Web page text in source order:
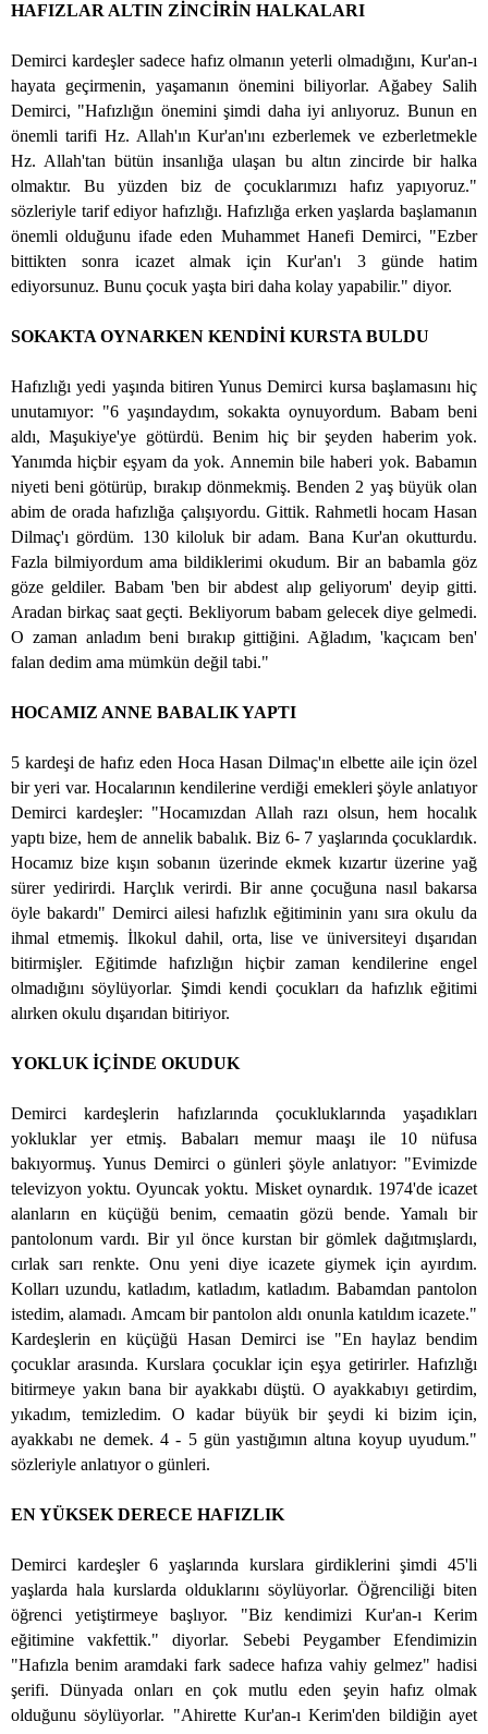
HAFIZLAR ALTIN ZİNCİRİN HALKALARI
Demirci kardeşler sadece hafız olmanın yeterli olmadığını, Kur'an-ı
hayata geçirmenin, yaşamanın önemini biliyorlar. Ağabey Salih
Demirci, "Hafızlığın önemini şimdi daha iyi anlıyoruz. Bunun en
önemli tarifi Hz. Allah'ın Kur'an'ını ezberlemek ve ezberletmekle
Hz. Allah'tan bütün insanlığa ulaşan bu altın zincirde bir halka
olmaktır. Bu yüzden biz de çocuklarımızı hafız yapıyoruz."
sözleriyle tarif ediyor hafızlığı. Hafızlığa erken yaşlarda başlamanın
önemli olduğunu ifade eden Muhammet Hanefi Demirci, "Ezber
bittikten sonra icazet almak için Kur'an'ı 3 günde hatim
ediyorsunuz. Bunu çocuk yaşta biri daha kolay yapabilir." diyor.
SOKAKTA OYNARKEN KENDİNİ KURSTA BULDU
Hafızlığı yedi yaşında bitiren Yunus Demirci kursa başlamasını hiç
unutamıyor: "6 yaşındaydım, sokakta oynuyordum. Babam beni
aldı, Maşukiye'ye götürdü. Benim hiç bir şeyden haberim yok.
Yanımda hiçbir eşyam da yok. Annemin bile haberi yok. Babamın
niyeti beni götürüp, bırakıp dönmekmiş. Benden 2 yaş büyük olan
abim de orada hafızlığa çalışıyordu. Gittik. Rahmetli hocam Hasan
Dilmaç'ı gördüm. 130 kiloluk bir adam. Bana Kur'an okutturdu.
Fazla bilmiyordum ama bildiklerimi okudum. Bir an babamla göz
göze geldiler. Babam 'ben bir abdest alıp geliyorum' deyip gitti.
Aradan birkaç saat geçti. Bekliyorum babam gelecek diye gelmedi.
O zaman anladım beni bırakıp gittiğini. Ağladım, 'kaçıcam ben'
falan dedim ama mümkün değil tabi."
HOCAMIZ ANNE BABALIK YAPTI
5 kardeşi de hafız eden Hoca Hasan Dilmaç'ın elbette aile için özel
bir yeri var. Hocalarının kendilerine verdiği emekleri şöyle anlatıyor
Demirci kardeşler: "Hocamızdan Allah razı olsun, hem hocalık
yaptı bize, hem de annelik babalık. Biz 6- 7 yaşlarında çocuklardık.
Hocamız bize kışın sobanın üzerinde ekmek kızartır üzerine yağ
sürer yedirirdi. Harçlık verirdi. Bir anne çocuğuna nasıl bakarsa
öyle bakardı" Demirci ailesi hafızlık eğitiminin yanı sıra okulu da
ihmal etmemiş. İlkokul dahil, orta, lise ve üniversiteyi dışarıdan
bitirmişler. Eğitimde hafızlığın hiçbir zaman kendilerine engel
olmadığını söylüyorlar. Şimdi kendi çocukları da hafızlık eğitimi
alırken okulu dışarıdan bitiriyor.
YOKLUK İÇİNDE OKUDUK
Demirci kardeşlerin hafızlarında çocukluklarında yaşadıkları
yokluklar yer etmiş. Babaları memur maaşı ile 10 nüfusa
bakıyormuş. Yunus Demirci o günleri şöyle anlatıyor: "Evimizde
televizyon yoktu. Oyuncak yoktu. Misket oynardık. 1974'de icazet
alanların en küçüğü benim, cemaatin gözü bende. Yamalı bir
pantolonum vardı. Bir yıl önce kurstan bir gömlek dağıtmışlardı,
cırlak sarı renkte. Onu yeni diye icazete giymek için ayırdım.
Kolları uzundu, katladım, katladım, katladım. Babamdan pantolon
istedim, alamadı. Amcam bir pantolon aldı onunla katıldım icazete."
Kardeşlerin en küçüğü Hasan Demirci ise "En haylaz bendim
çocuklar arasında. Kurslara çocuklar için eşya getirirler. Hafızlığı
bitirmeye yakın bana bir ayakkabı düştü. O ayakkabıyı getirdim,
yıkadım, temizledim. O kadar büyük bir şeydi ki bizim için,
ayakkabı ne demek. 4 - 5 gün yastığımın altına koyup uyudum."
sözleriyle anlatıyor o günleri.
EN YÜKSEK DERECE HAFIZLIK
Demirci kardeşler 6 yaşlarında kurslara girdiklerini şimdi 45'li
yaşlarda hala kurslarda olduklarını söylüyorlar. Öğrenciliği biten
öğrenci yetiştirmeye başlıyor. "Biz kendimizi Kur'an-ı Kerim
eğitimine vakfettik." diyorlar. Sebebi Peygamber Efendimizin
"Hafızla benim aramdaki fark sadece hafıza vahiy gelmez" hadisi
şerifi. Dünyada onları en çok mutlu eden şeyin hafız olmak
olduğunu söylüyorlar. "Ahirette Kur'an-ı Kerim'den bildiğin ayet